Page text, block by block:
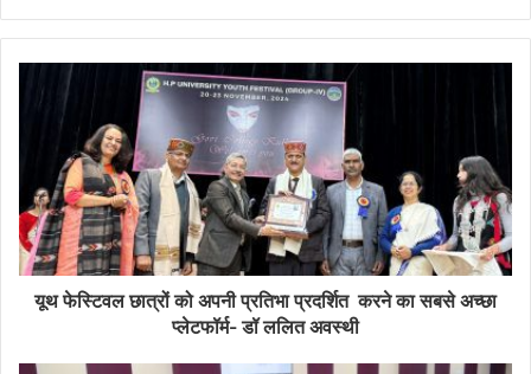
यूथ फेस्टिवल छात्रों को अपनी प्रतिभा प्रदर्शित करने का सबसे अच्छा
प्लेटफॉर्म- डॉ ललित अवस्थी